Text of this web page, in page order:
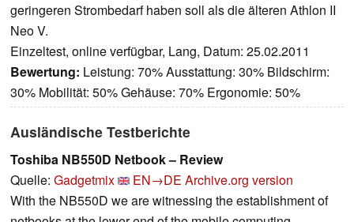
geringeren Strombedarf haben soll als die älteren Athlon II
Neo V.
Einzeltest, online verfügbar, Lang, Datum: 25.02.2011
Bewertung: Leistung: 70% Ausstattung: 30% Bildschirm:
30% Mobilität: 50% Gehäuse: 70% Ergonomie: 50%
Ausländische Testberichte
Toshiba NB550D Netbook – Review
Quelle: Gadgetmix EN→DE Archive.org version
With the NB550D we are witnessing the establishment of